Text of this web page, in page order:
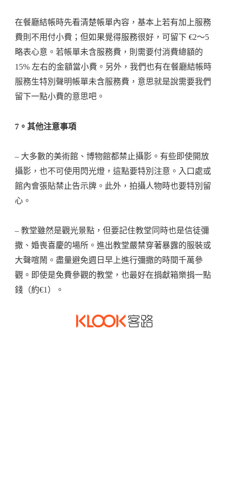
在餐廳結帳時先看清楚帳單內容，基本上若有加上服務
費則不用付小費；但如果覺得服務很好，可留下 €2～5
略表心意。若帳單未含服務費，則需要付消費總額的
15% 左右的金額當小費。另外，我們也有在餐廳結帳時
服務生特別聲明帳單未含服務費，意思就是說需要我們
留下一點小費的意思吧。
7。其他注意事項
– 大多數的美術館、博物館都禁止攝影。有些即使開放
攝影，也不可使用閃光燈，這點要特別注意。入口處或
館內會張貼禁止告示牌。此外，拍攝人物時也要特別留
心。
– 教堂雖然是觀光景點，但要記住教堂同時也是信徒彌
撒、婚喪喜慶的場所。進出教堂嚴禁穿著暴露的服裝或
大聲喧鬧。盡量避免週日早上進行彌撒的時間千萬參
觀。即使是免費參觀的教堂，也最好在捐獻箱樂捐一點
錢（約€1）。